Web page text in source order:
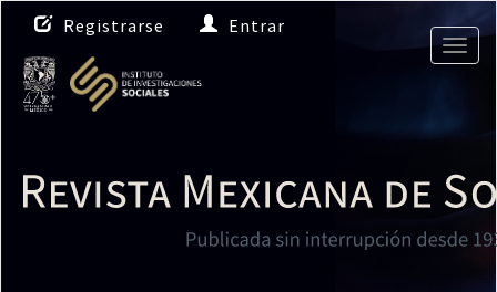
N
a
v
e
g
i
ó
Registrarse Entrar